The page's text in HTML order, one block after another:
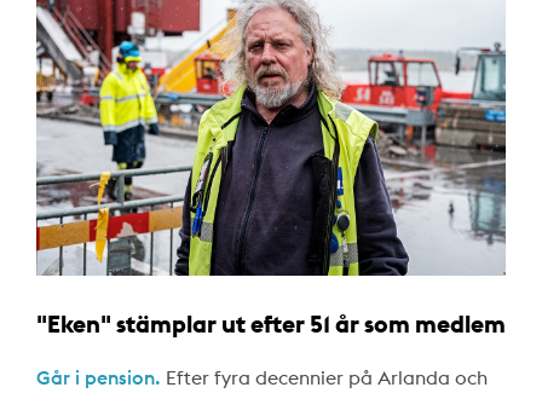
"Eken" stämplar ut efter 51 år som medlem
Går i pension. Efter fyra decennier på Arlanda och